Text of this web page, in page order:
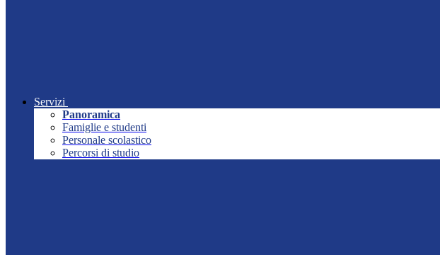
Servizi
Panoramica
Famiglie e studenti
Personale scolastico
Percorsi di studio